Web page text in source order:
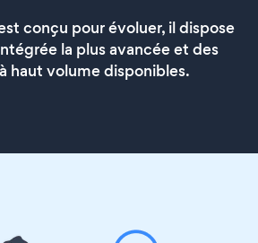
conçu pour évoluer, il dispose
la plus avancée et des
haut volume disponibles.